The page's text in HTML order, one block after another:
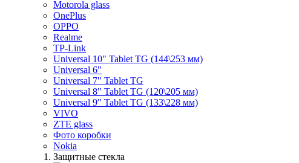
Motorola glass
OnePlus
OPPO
Realme
TP-Link
Universal 10" Tablet TG (144\253 мм)
Universal 6"
Universal 7" Tablet TG
Universal 8" Tablet TG (120\205 мм)
Universal 9" Tablet TG (133\228 мм)
VIVO
ZTE glass
Фото коробки
Nokia
Защитные стекла